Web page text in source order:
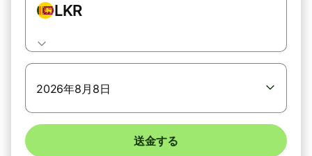
LKR
2026年8月8日
送金する